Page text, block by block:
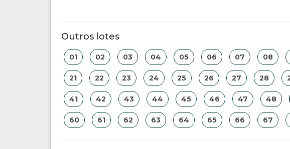
Outros lotes
01 02 03 04 05 06 07 08
21 22 23 24 25 26 27 28
41 42 43 44 45 46 47 48
60 61 62 63 64 65 66 67